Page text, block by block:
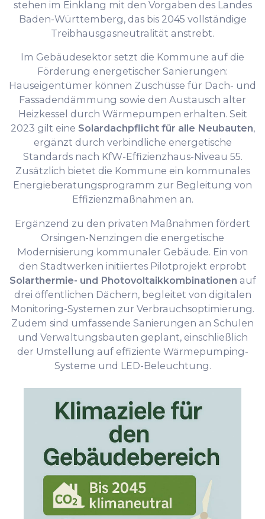
stehen im Einklang mit den Vorgaben des Landes
Baden-Württemberg, das bis 2045 vollständige
Treibhausgasneutralität anstrebt.
Im Gebäudesektor setzt die Kommune auf die
Förderung energetischer Sanierungen:
Hauseigentümer können Zuschüsse für Dach- und
Fassadendämmung sowie den Austausch alter
Heizkessel durch Wärmepumpen erhalten. Seit
2023 gilt eine Solardachpflicht für alle Neubauten,
ergänzt durch verbindliche energetische
Standards nach KfW-Effizienzhaus-Niveau 55.
Zusätzlich bietet die Kommune ein kommunales
Energieberatungsprogramm zur Begleitung von
Effizienzmaßnahmen an.
Ergänzend zu den privaten Maßnahmen fördert
Orsingen-Nenzingen die energetische
Modernisierung kommunaler Gebäude. Ein von
den Stadtwerken initiiertes Pilotprojekt erprobt
Solarthermie- und Photovoltaikkombinationen auf
drei öffentlichen Dächern, begleitet von digitalen
Monitoring-Systemen zur Verbrauchsoptimierung.
Zudem sind umfassende Sanierungen an Schulen
und Verwaltungsbauten geplant, einschließlich
der Umstellung auf effiziente Wärmepumping-
Systeme und LED-Beleuchtung.